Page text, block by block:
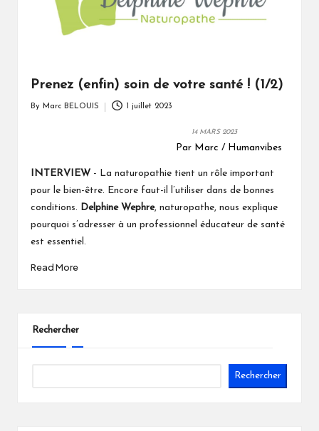
Prenez (enfin) soin de votre santé ! (1/2)
By Marc BELOUIS 1 juillet 2023
14 MARS 2023
Par Marc / Humanvibes
INTERVIEW- La naturopathie tient un rôle important
pour le bien-être. Encore faut-il l’utiliser dans de bonnes
conditions. Delphine Wephre, naturopathe, nous explique
pourquoi s’adresser à un professionnel éducateur de santé
est essentiel.
Read More
Rechercher
Rechercher